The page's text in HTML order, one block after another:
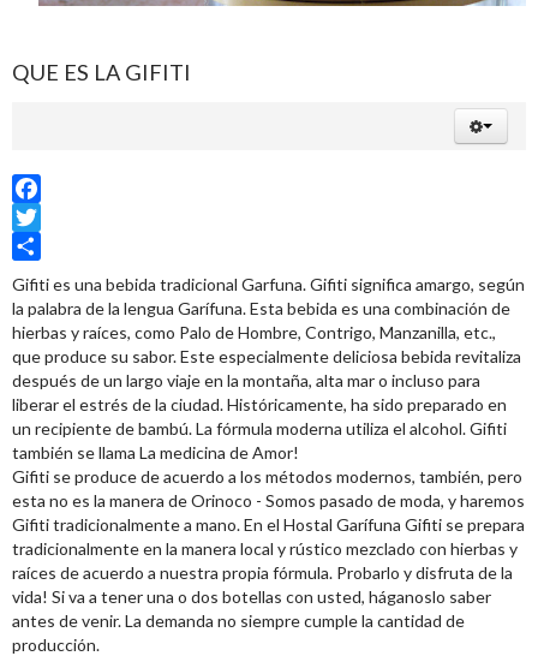
QUE ES LA GIFITI
Facebook
Twitter
Share
Gifiti es una bebida tradicional Garfuna. Gifiti significa amargo, según
la palabra de la lengua Garífuna. Esta bebida es una combinación de
hierbas y raíces, como Palo de Hombre, Contrigo, Manzanilla, etc.,
que produce su sabor. Este especialmente deliciosa bebida revitaliza
después de un largo viaje en la montaña, alta mar o incluso para
liberar el estrés de la ciudad. Históricamente, ha sido preparado en
un recipiente de bambú. La fórmula moderna utiliza el alcohol. Gifiti
también se llama La medicina de Amor!
Gifiti se produce de acuerdo a los métodos modernos, también, pero
esta no es la manera de Orinoco - Somos pasado de moda, y haremos
Gifiti tradicionalmente a mano. En el Hostal Garífuna Gifiti se prepara
tradicionalmente en la manera local y rústico mezclado con hierbas y
raíces de acuerdo a nuestra propia fórmula. Probarlo y disfruta de la
vida! Si va a tener una o dos botellas con usted, háganoslo saber
antes de venir. La demanda no siempre cumple la cantidad de
producción.